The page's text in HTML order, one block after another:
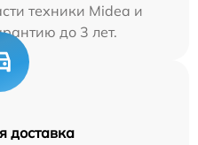
техники Midea и
до 3 лет.
доставка